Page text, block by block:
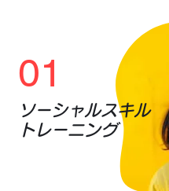
01
ソーシャルスキル
トレーニング